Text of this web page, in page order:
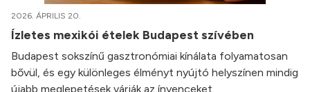
2026. ÁPRILIS 20.
Ízletes mexikói ételek Budapest szívében
Budapest sokszínű gasztronómiai kínálata folyamatosan
bővül, és egy különleges élményt nyújtó helyszínen mindig
újabb meglepetések várják az ínyenceket.